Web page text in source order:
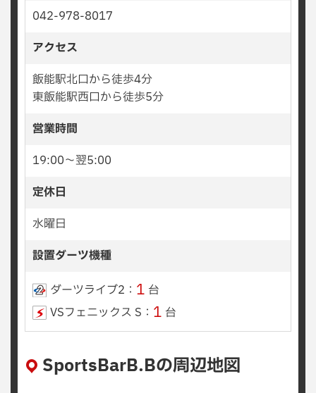
042-978-8017
アクセス
飯能駅北口から徒歩4分
東飯能駅西口から徒歩5分
営業時間
19:00〜翌5:00
定休日
水曜日
設置ダーツ機種
ダーツライブ2： 1 台
VSフェニックス S： 1 台
SportsBarB.Bの周辺地図